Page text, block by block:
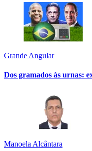
Grande Angular
Dos gramados às urnas:
Manoela Alcântara